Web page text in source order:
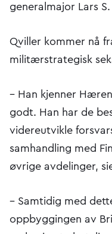
generalmajor Lars
Qviller kommer nå
militærstrategisk
– Han kjenner
godt. Han har de
videreutvikle
samhandling med
øvrige avdelinger,
– Samtidig med
oppbyggingen av